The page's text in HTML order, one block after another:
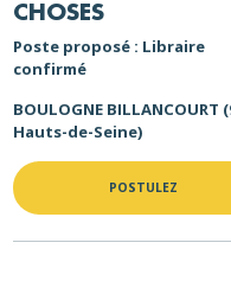
CHOSES
Poste proposé : Libraire
confirmé
BOULOGNE BILLANCOURT
Hauts-de-Seine)
POSTULEZ